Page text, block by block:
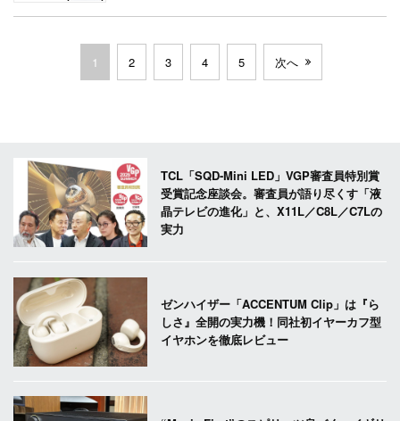
1 2 3 4 5 次へ
TCL「SQD-Mini LED」VGP審査員特別賞
受賞記念座談会。審査員が語り尽くす「液
晶テレビの進化」と、X11L／C8L／C7Lの
実力
ゼンハイザー「ACCENTUM Clip」は『ら
しさ』全開の実力機！同社初イヤーカフ型
イヤホンを徹底レビュー